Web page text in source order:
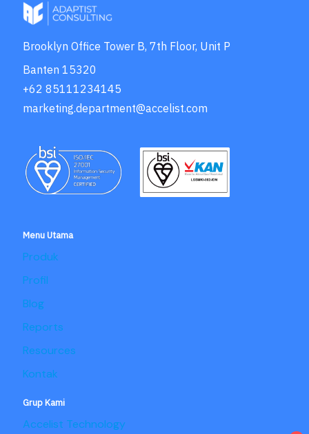
Brooklyn Office Tower B, 7th Floor, Unit P
Banten 15320
+62 85111234145
marketing.department@accelist.com
Menu Utama
Produk
Profil
Blog
Reports
Resources
Kontak
Grup Kami
Accelist Technology